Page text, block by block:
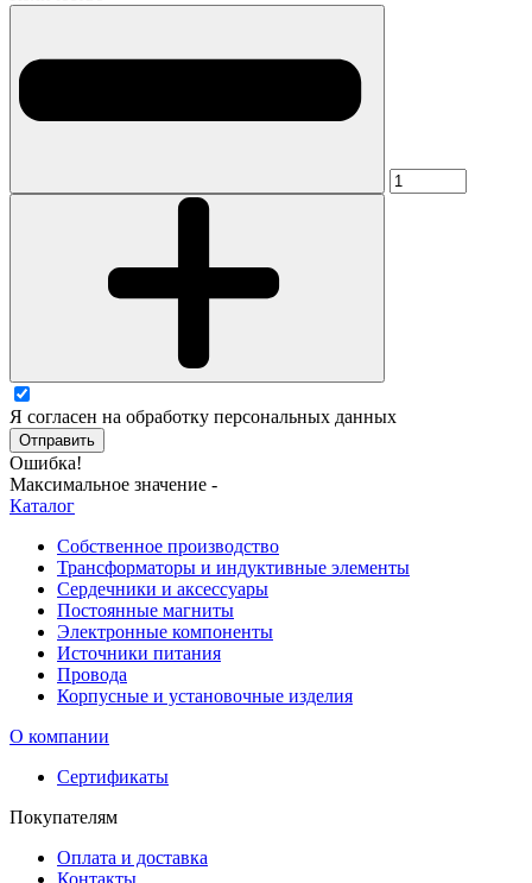
Я согласен на обработку персональных данных
Отправить
Ошибка!
Максимальное значение -
Каталог
Собственное производство
Трансформаторы и индуктивные элементы
Сердечники и аксессуары
Постоянные магниты
Электронные компоненты
Источники питания
Провода
Корпусные и установочные изделия
О компании
Сертификаты
Покупателям
Оплата и доставка